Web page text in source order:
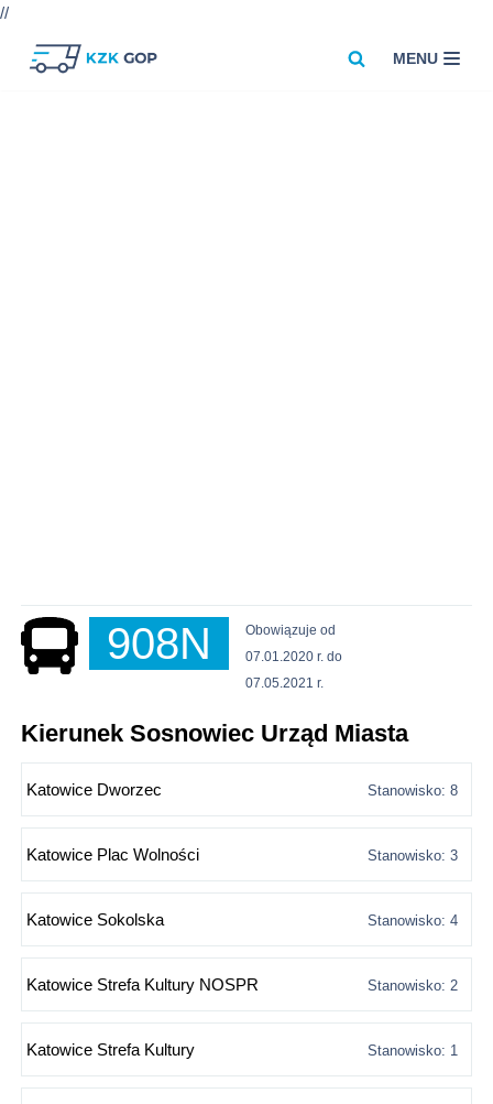
//
MENU
908N
Obowiązuje od
07.01.2020 r. do
07.05.2021 r.
Kierunek Sosnowiec Urząd Miasta
Katowice Dworzec Stanowisko: 8
Katowice Plac Wolności Stanowisko: 3
Katowice Sokolska Stanowisko: 4
Katowice Strefa Kultury NOSPR Stanowisko: 2
Katowice Strefa Kultury Stanowisko: 1